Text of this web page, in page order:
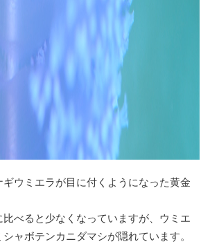
ウミエラが目に付くようになった黄金
べると少なくなっていますが、ウミエ
ャボテンカニダマシが隠れています。